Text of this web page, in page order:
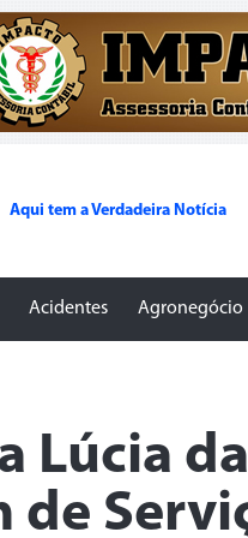
Aqui tem a Verdadeira Notícia
Acidentes Agronegócio
Lúcia
de